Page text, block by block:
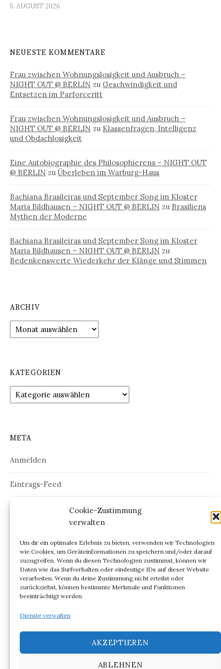
Cookie-Zustimmung
verwalten
Um dir ein optimales Erlebnis zu bieten, verwenden wir Technologien
wie Cookies, um Geräteinformationen zu speichern und/oder darauf
zuzugreifen. Wenn du diesen Technologien zustimmst, können wir
Daten wie das Surfverhalten oder eindeutige IDs auf dieser Website
verarbeiten. Wenn du deine Zustimmung nicht erteilst oder
zurückziehst, können bestimmte Merkmale und Funktionen
beeinträchtigt werden.
Dienste verwalten
AKZEPTIEREN
ABLEHNEN
5. AUGUST 2026
NEUESTE KOMMENTARE
Frau zwischen Wohnungslosigkeit und Ausbruch –
NIGHT OUT @ BERLIN zu Geschwindigkeit und
Entsetzen im Parforceritt
Frau zwischen Wohnungslosigkeit und Ausbruch –
NIGHT OUT @ BERLIN zu Klassenfragen, Intelligenz
und Obdachlosigkeit
Eine Autobiographie des Philosophierens – NIGHT OUT
@ BERLIN zu Überleben im Warburg-Haus
Bachiana Brasileiras und September Song im Kloster
Maria Bildhausen – NIGHT OUT @ BERLIN zu Brasiliens
Mythen der Moderne
Bachiana Brasileiras und September Song im Kloster
Maria Bildhausen – NIGHT OUT @ BERLIN zu
Bedenkenswerte Wiederkehr der Klänge und Stimmen
ARCHIV
Archiv
KATEGORIEN
Kategorien
META
Anmelden
Eintrags-Feed
Kommentar-Feed
ARCHIV
Archiv